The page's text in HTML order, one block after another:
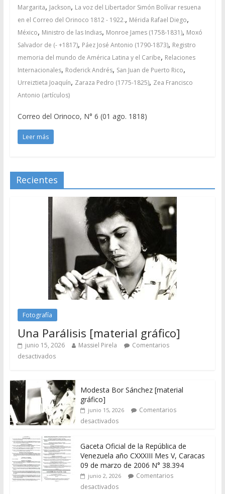
Margarita, Jackson, La voz del Libertador Simón Bolívar resuena
en el Correo del Orinoco 1812 - 1922., Mérida Rafael Diego,
México, Ministro de las Indias, Monroe James (1758-1831), Moxó
Salvador de (- +1817), Páez José Antonio (1790-1873), Registro
memoria del mundo de América Latina y el Caribe, Relaciones
Internacionales, Roderick Andrés, San Juan de Puerto Rico,
Urreiztieta Joaquín, Zaraza Pedro (1775-1825), Zea Francisco
Antonio (artículos)
Correo del Orinoco, N° 6 (01 ago. 1818)
Leer más
Recientes
Fotografía
Una Parálisis [material gráfico]
junio 15, 2026 Massiel Pirela
Comentarios
desactivados
Modesta Bor Sánchez [material
gráfico]
junio 15, 2026
Comentarios
desactivados
Gaceta Oficial de la República de
Venezuela año CXXXIII Mes V, Caracas
09 de marzo de 2006 N° 38.394
junio 2, 2026
Comentarios
desactivados